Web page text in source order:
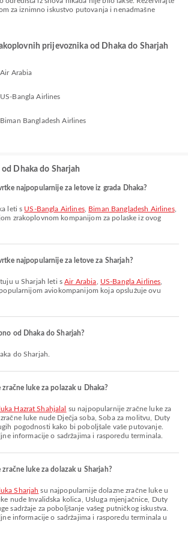
za iznimno iskustvo putovanja i nenadmašne
prijevoznika od Dhaka do Sharjah
Air Arabia
US-Bangla Airlines
Biman Bangladesh Airlines
Dhaka do Sharjah
najpopularnije za letove iz grada Dhaka?
leti s US-Bangla Airlines, Biman Bangladesh Airlines,
zrakoplovnom kompanijom za polaske iz ovog
najpopularnije za letove za Sharjah?
u Sharjah leti sAir Arabia US-Bangla Airlines
aviokompanijom koja opslužuje ovu
od Dhaka do Sharjah?
do Sharjah.
luke za polazak u Dhaka?
Hazrat Shahjalal su najpopularnije zračne luke za
luke nude Dječja soba, Soba za molitvu, Duty
pogodnosti kako bi poboljšale vaše putovanje.
informacije o sadržajima i rasporedu terminala.
luke za dolazak u Sharjah?
Sharjah su najpopularnije dolazne zračne luke u
nude Invalidska kolica, Usluga mjenjačnice, Duty
sadržaje za poboljšanje vašeg putničkog iskustva.
informacije o sadržajima i rasporedu terminala u